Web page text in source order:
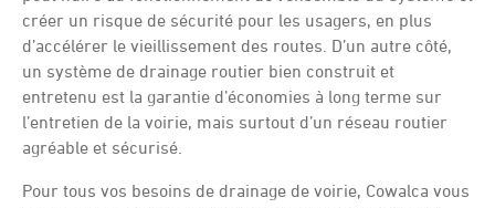
créer un risque de sécurité pour les usagers, en plus
d’accélérer le vieillissement des routes. D’un autre côté,
un système de drainage routier bien construit et
entretenu est la garantie d’économies à long terme sur
l’entretien de la voirie, mais surtout d’un réseau routier
agréable et sécurisé.
Pour tous vos besoins de drainage de voirie, Cowalca vous